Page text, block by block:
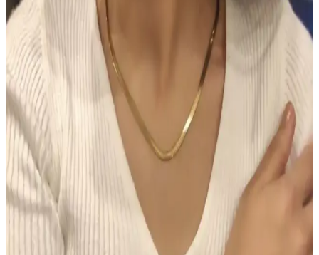
TUTUYA TEXTIL'in el örgüsü renkli lif seti, estetik ve dayanıklı
yapısıyla çeşitli kullanım alanlarına uygun, yüksek kalite ve müşteri
memnuniyeti sağlayan ürünler sunuyor.
Hormonal Akne Tedavisinde Spironolaktonun
Etkisi ve Kullanıcı Deneyimleri
Spironolakton, hormonal aknede anti-androjenik etkisiyle yağ
bezlerini düzenler. Kullanıcılar iki hafta içinde iyileşme
gözlemlerken, dozaj ve yan etkiler kişiye göre değişmektedir.
Chanel Water Tint: Hafif Kapatıcılıkla Uzun Süre
Kalıcı Doğal Cilt Makyajı
Chanel Water Tint, hafif kapatıcılığı ve doğal parlaklığıyla gün boyu
taze kalan bir cilt makyajı sunar. Ciltte ağırlık yapmadan uzun süre
kalıcı performans sağlar, ancak hassas ciltlerde koku dikkat